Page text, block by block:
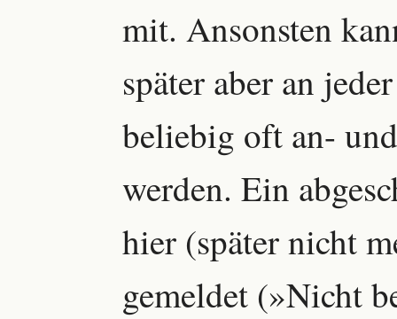
mit. Ansonsten
später aber an
beliebig oft an-
werden. Ein
hier (später nicht
gemeldet (»Nicht